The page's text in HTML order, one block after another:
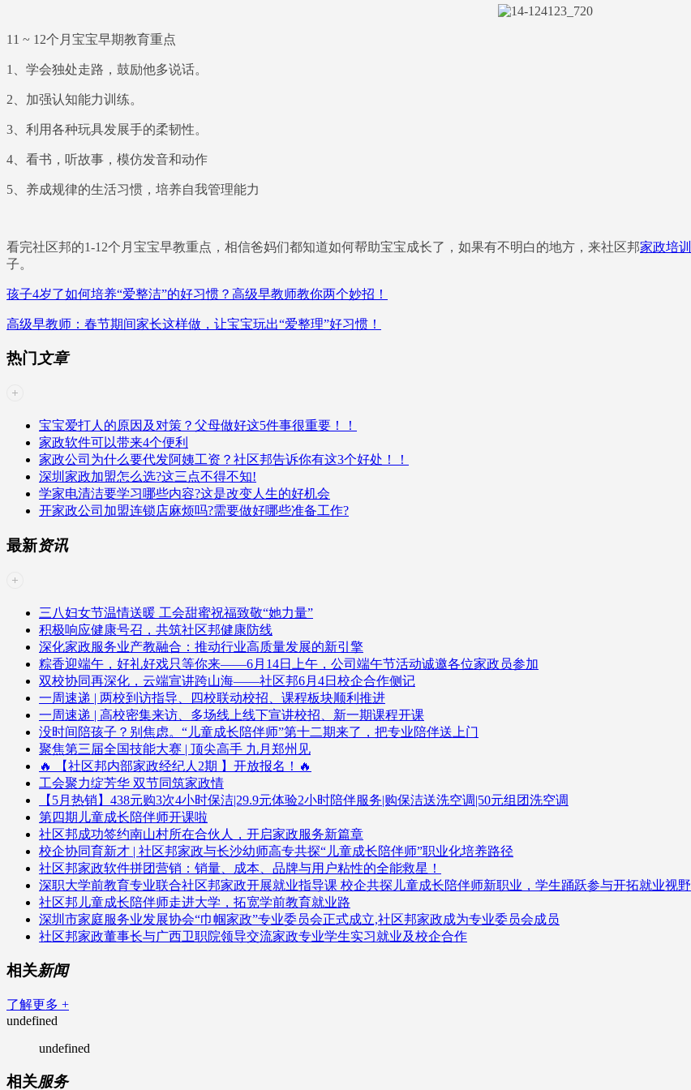
11 ~ 12个月宝宝早期教育重点
1、学会独处走路，鼓励他多说话。
2、加强认知能力训练。
3、利用各种玩具发展手的柔韧性。
4、看书，听故事，模仿发音和动作
5、养成规律的生活习惯，培养自我管理能力
看完社区邦的1-12个月宝宝早教重点，相信爸妈们都知道如何帮助宝宝成长了，如果有不明白的地方，来社区邦家政培训
子。
孩子4岁了如何培养“爱整洁”的好习惯？高级早教师教你两个妙招！
高级早教师：春节期间家长这样做，让宝宝玩出“爱整理”好习惯！
热门 文章
宝宝爱打人的原因及对策？父母做好这5件事很重要！！
家政软件可以带来4个便利
家政公司为什么要代发阿姨工资？社区邦告诉你有这3个好处！！
深圳家政加盟怎么选?这三点不得不知!
学家电清洁要学习哪些内容?这是改变人生的好机会
开家政公司加盟连锁店麻烦吗?需要做好哪些准备工作?
最新资讯
三八妇女节温情送暖 工会甜蜜祝福致敬“她力量”
积极响应健康号召，共筑社区邦健康防线
深化家政服务业产教融合：推动行业高质量发展的新引擎
粽香迎端午，好礼好戏只等你来——6月14日上午，公司端午节活动诚邀各位家政员参加
双校协同再深化，云端宣讲跨山海——社区邦6月4日校企合作侧记
一周速递 | 两校到访指导、四校联动校招、课程板块顺利推进
一周速递 | 高校密集来访、多场线上线下宣讲校招、新一期课程开课
没时间陪孩子？别焦虑。“儿童成长陪伴师”第十二期来了，把专业陪伴送上门
聚焦第三届全国技能大赛 | 顶尖高手 九月郑州见
🔥 【社区邦内部家政经纪人2期 】开放报名！🔥
工会聚力绽芳华 双节同筑家政情
【5月热销】438元购3次4小时保洁|29.9元体验2小时陪伴服务|购保洁送洗空调|50元组团洗空调
第四期儿童成长陪伴师开课啦
社区邦成功签约南山村所在合伙人，开启家政服务新篇章
校企协同育新才 | 社区邦家政与长沙幼师高专共探“儿童成长陪伴师”职业化培养路径
社区邦家政软件拼团营销：销量、成本、品牌与用户粘性的全能救星！
深职大学前教育专业联合社区邦家政开展就业指导课 校企共探儿童成长陪伴师新职业，学生踊跃参与开拓就业视野
社区邦儿童成长陪伴师走进大学，拓宽学前教育就业路
深圳市家庭服务业发展协会“巾帼家政”专业委员会正式成立,社区邦家政成为专业委员会成员
社区邦家政董事长与广西卫职院领导交流家政专业学生实习就业及校企合作
相关新闻
了解更多 +
undefined
undefined
相关服务